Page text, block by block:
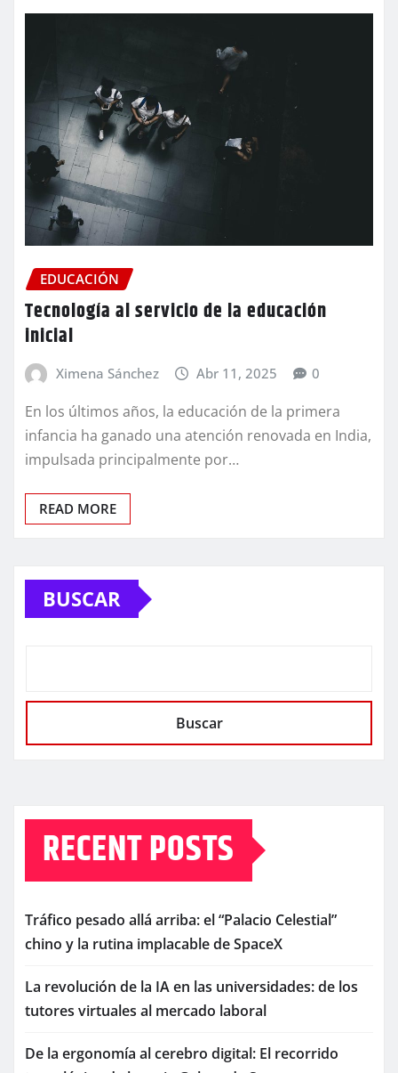
EDUCACIÓN
Tecnología al servicio de la educación
inicial
Ximena Sánchez Abr 11, 2025 0
En los últimos años, la educación de la primera
infancia ha ganado una atención renovada en India,
impulsada principalmente por…
READ MORE
BUSCAR
Buscar
RECENT POSTS
Tráfico pesado allá arriba: el “Palacio Celestial”
chino y la rutina implacable de SpaceX
La revolución de la IA en las universidades: de los
tutores virtuales al mercado laboral
De la ergonomía al cerebro digital: El recorrido